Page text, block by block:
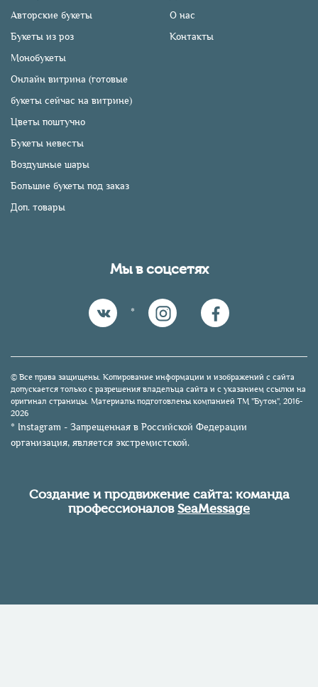
Авторские букеты
Букеты из роз
Монобукеты
Онлайн витрина (готовые
букеты сейчас на витрине)
Цветы поштучно
Букеты невесты
Воздушные шары
Большие букеты под заказ
Доп. товары
О нас
Контакты
Мы в соцсетях
*
© Все права защищены. Копирование информации и изображений с сайта
допускается только с разрешения владельца сайта и с указанием ссылки на
оригинал страницы. Материалы подготовлены компанией TM "Бутон", 2016-
2026
* Instagram - Запрещенная в Российской Федерации
организация, является экстремистской.
Создание и продвижение сайта: команда
профессионаловSeaMessage